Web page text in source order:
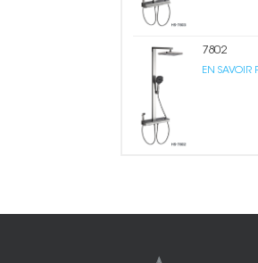
7802
EN SAVOIR